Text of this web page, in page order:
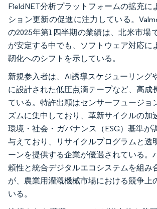
FieldNET分析プラットフォームの拡充に
ション更新の促進に注力している。
の2025年第1四半期の業績は、北米市場
が安定する中でも、ソフトウェア対応に
靭化へのシフトを示している。
新規参入者は、AI誘導スケジューリング
に設計された低圧点滴テープなど、高成
ている。特許出願はセンサーフュージョ
ズムに集中しており、革新サイクルの加
環境・社会・ガバナンス（ESG）基準が
与えており、リサイクルプログラムと透
ーンを提供する企業が優遇されている。
頼性と統合デジタルエコシステムを組み
が、農業用灌漑機械市場における競争上
いる。